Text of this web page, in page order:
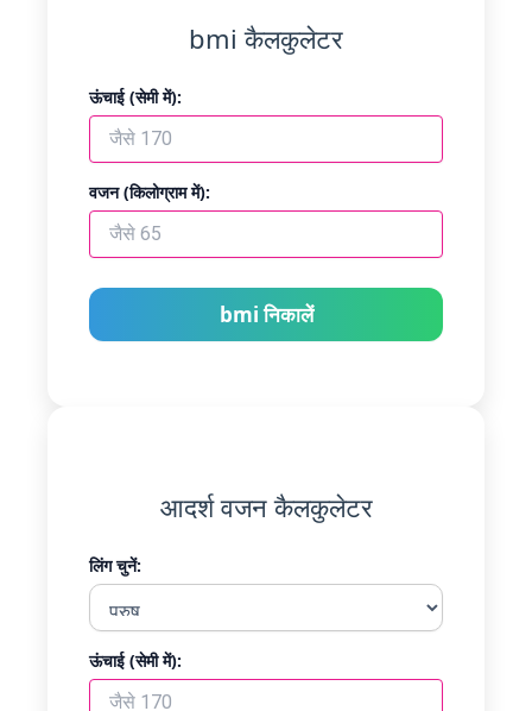
bmi कैलकुलेटर
ऊंचाई (सेमी में):
वजन (किलोग्राम में):
bmi निकालें
आदर्श वजन कैलकुलेटर
लिंग चुनें:
ऊंचाई (सेमी में):